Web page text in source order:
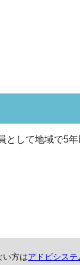
として地域で5
い方はアドビシス